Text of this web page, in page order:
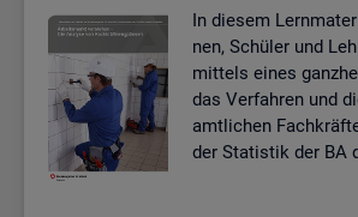
In die­sem
nen, Schü­ler und
mit­tels eines
das Ver­fah­ren und
amt­li­chen
der Sta­tis­tik der BA